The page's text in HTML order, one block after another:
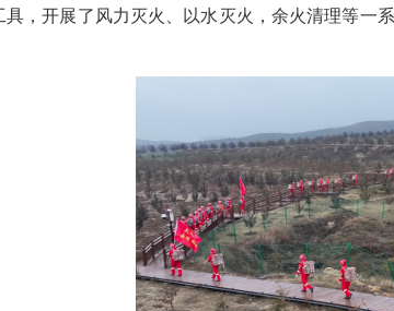
具，开展了风力灭火、以水灭火，余火清理等一